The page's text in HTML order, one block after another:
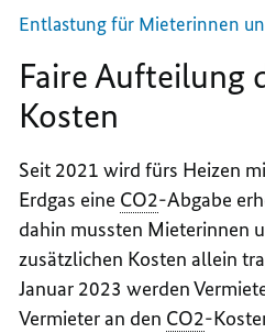
Entlastung für Mieterinnen
Faire Aufteilung
Kosten
Seit 2021 wird fürs Heizen
Erdgas eine CO2-Abgabe
dahin mussten Mieterinnen
zusätzlichen Kosten allein
Januar 2023 werden
Vermieter an den CO2-